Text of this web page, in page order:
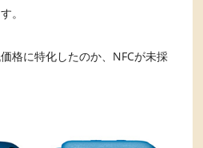
。
格に特化したのか、NFCが未採